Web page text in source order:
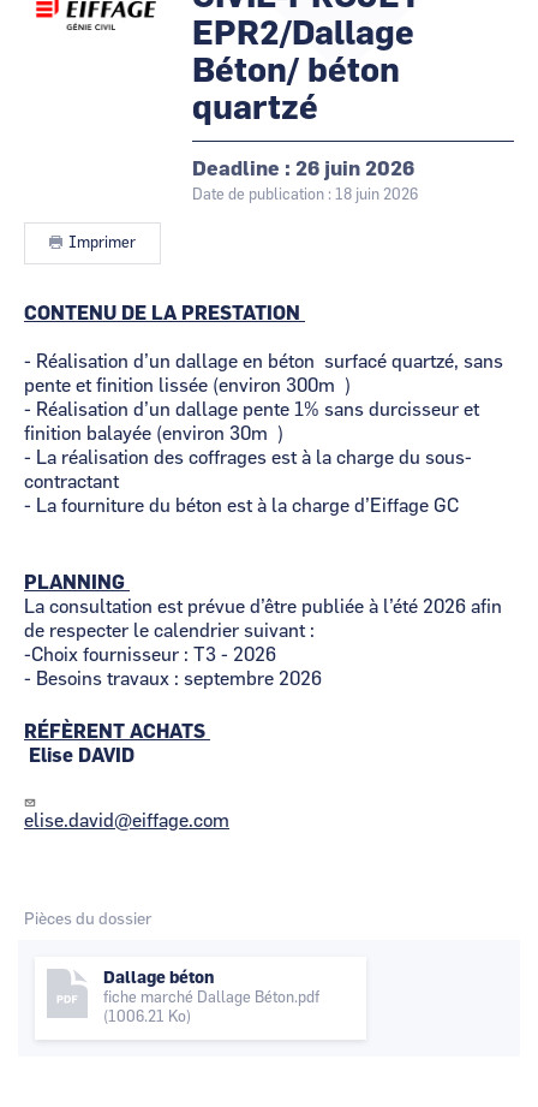
CCI Business
Pays de la Loire
CCI Business
Pays de la LoireEPR2/Dallage
Béton/ béton
quartzé
Deadline 26 juin 2026
Date de publication : 18 juin 2026
Imprimer
Contenu
CONTENU DE LA PRESTATION
- Réalisation d’un dallage en béton surfacé quartzé, sans
pente et finition lissée (environ 300m²)
- Réalisation d’un dallage pente 1% sans durcisseur et
finition balayée (environ 30m²)
- La réalisation des coffrages est à la charge du sous-
contractant
- La fourniture du béton est à la charge d’Eiffage GC
PLANNING
La consultation est prévue d’être publiée à l’été 2026 afin
de respecter le calendrier suivant :
-Choix fournisseur : T3 - 2026
- Besoins travaux : septembre 2026
RÉFÈRENT ACHATS
Elise DAVID
elise.david@eiffage.com
Pièces du dossier
Dallage béton
fiche marché Dallage Béton.pdf
(1006.21 Ko)